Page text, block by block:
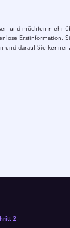
und möchten mehr
Erstinformation.
und darauf Sie
2